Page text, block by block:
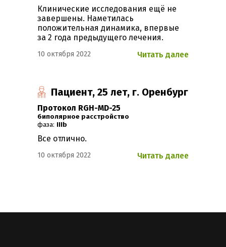
Клинические исследования ещё не
завершены. Наметилась
положительная динамика, впервые
за 2 года предыдущего лечения.
Читать далее
10 октября 2022
Пациент, 25 лет, г. Оренбург
Протокол RGH-MD-25
Биполярное расстройство
фаза: IIIb
Все отлично.
Читать далее
10 октября 2022